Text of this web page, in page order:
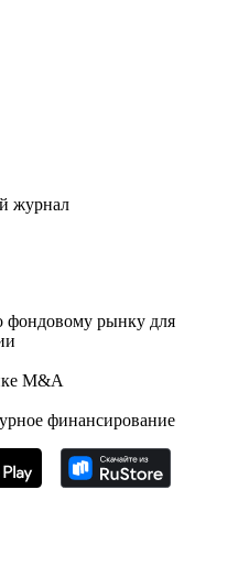
журнал
фондовому рынку для
M&A
финансирование